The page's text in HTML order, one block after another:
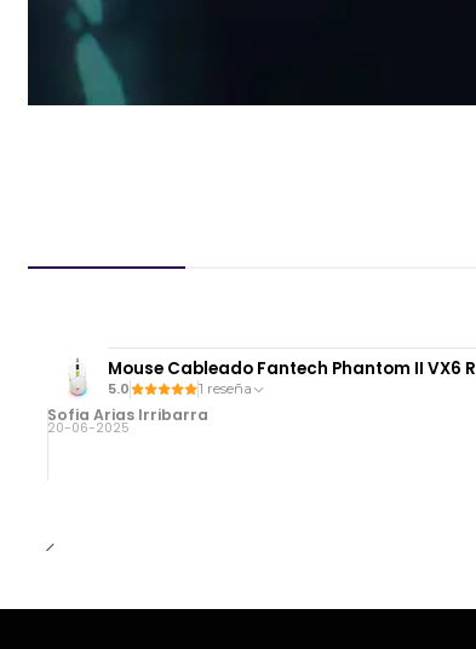
Mouse Cableado Fantech Phantom II VX6
5.0 1 reseña
Sofia Arias Irribarra
20-06-2025